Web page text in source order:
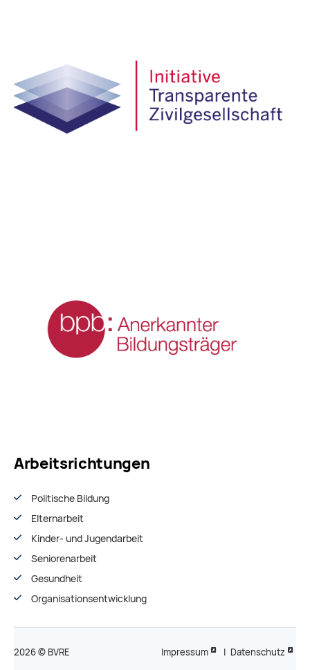
Arbeitsrichtungen
Politische Bildung
Elternarbeit
Kinder- und Jugendarbeit
Seniorenarbeit
Gesundheit
Organisationsentwiсklung
2026 © BVRE Impressum | Datenschutz